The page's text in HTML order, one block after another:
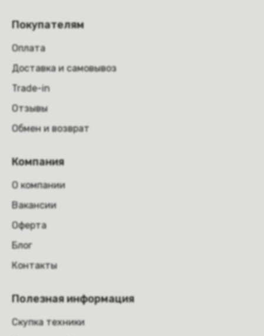
Покупателям
Оплата
Доставка и самовывоз
Trade-in
Отзывы
Обмен и возврат
Компания
О компании
Вакансии
Оферта
Блог
Контакты
Полезная информация
Скупка техники